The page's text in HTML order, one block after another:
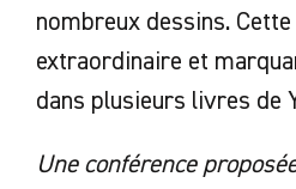
nombreux dessins.
extraordinaire et
dans plusieurs livres de
Une conférence